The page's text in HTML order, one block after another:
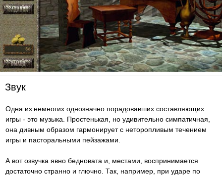
Звук
Одна из немногих однозначно порадовавших составляющих
игры - это музыка. Простенькая, но удивительно симпатичная,
она дивным образом гармонирует с неторопливым течением
игры и пасторальными пейзажами.
А вот озвучка явно бедновата и, местами, воспринимается
достаточно странно и глючно. Так, например, при ударе по